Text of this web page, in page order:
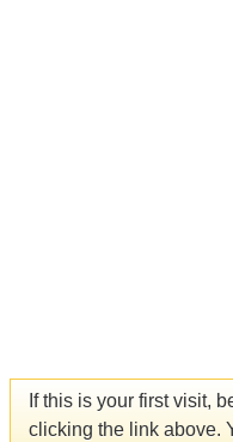
If this is your first visit,
clicking the link above.